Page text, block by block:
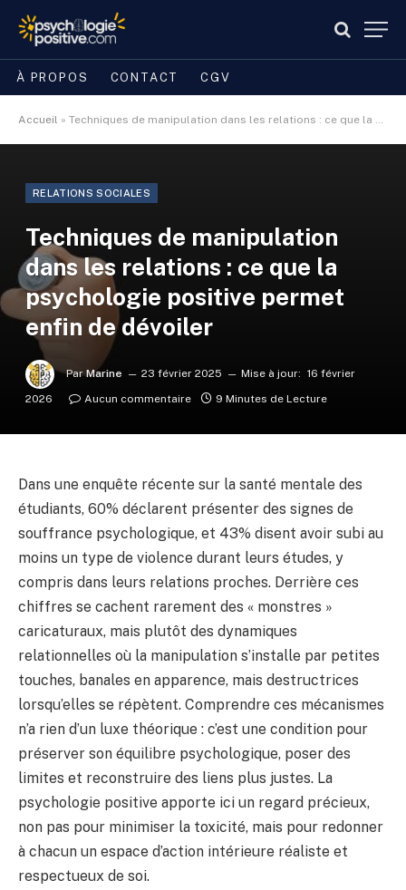
À PROPOS CONTACT CGV
Accueil » Techniques de manipulation dans les relations : ce que la psychologie positive permet enfin de dévoiler
RELATIONS SOCIALES
Techniques de manipulation
dans les relations : ce que la
psychologie positive permet
enfin de dévoiler
Par Marine 23 février 2025 Mise à jour: 16 février
2026
Aucun commentaire 9 Minutes de Lecture
Dans une enquête récente sur la santé mentale des
étudiants, 60% déclarent présenter des signes de
souffrance psychologique, et 43% disent avoir subi au
moins un type de violence durant leurs études, y
compris dans leurs relations proches. Derrière ces
chiffres se cachent rarement des « monstres »
caricaturaux, mais plutôt des dynamiques
relationnelles où la manipulation s’installe par petites
touches, banales en apparence, mais destructrices
lorsqu’elles se répètent. Comprendre ces mécanismes
n’a rien d’un luxe théorique : c’est une condition pour
préserver son équilibre psychologique, poser des
limites et reconstruire des liens plus justes. La
psychologie positive apporte ici un regard précieux,
non pas pour minimiser la toxicité, mais pour redonner
à chacun un espace d’action intérieure réaliste et
respectueux de soi.